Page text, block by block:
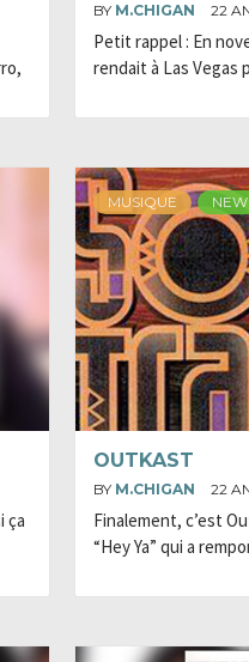
BY M.CHIGAN 22
Petit rappel : En
rendait à Las Vegas
ça
MUSIQUE
OUTKAST
BY M.CHIGAN 22
Finalement, c’est
“Hey Ya” qui a